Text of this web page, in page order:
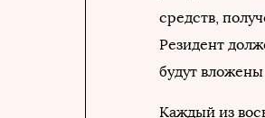
средств,
Резидент
будут
Каждый из